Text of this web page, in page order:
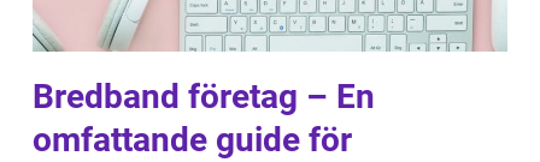
Bredband företag – En
omfattande guide för